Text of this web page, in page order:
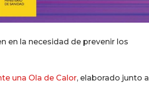
en la necesidad de prevenir los
una Ola de Calor, elaborado junto a